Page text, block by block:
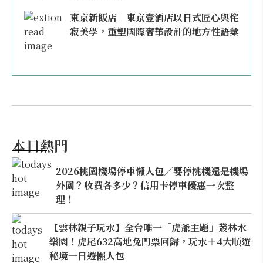
東京新飯店｜東京壹酒店以日式匠心與侘
寂美學，重塑國際奢華設計的地方性語彙
本日熱門
2026桃園機場停車懶人包／要停桃機還是機場
外圍？收費各多少？信用卡停車優惠一次整
理！
【雲林親子玩水】全台唯一「虎爺主題」叢林水
樂園！虎尾632高地免門票回歸，玩水＋4大順遊
秘境一日遊懶人包